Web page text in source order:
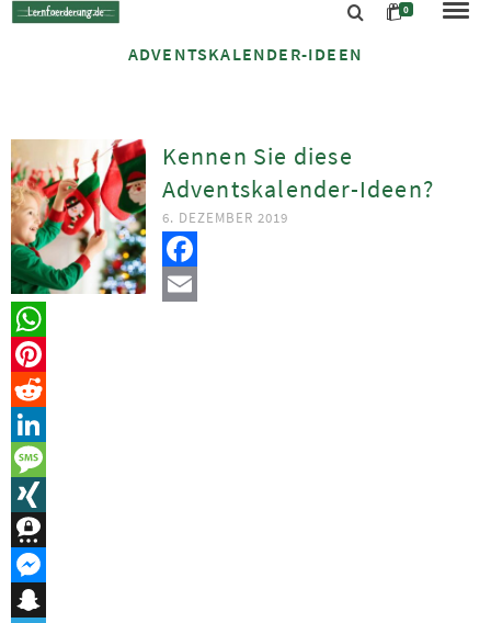
0
ADVENTSKALENDER-IDEEN
Kennen Sie diese
Adventskalender-Ideen?
6. DEZEMBER 2019
Facebook
Email
WhatsApp
Pinterest
Reddit
LinkedIn
Message
XING
Threema
Messenger